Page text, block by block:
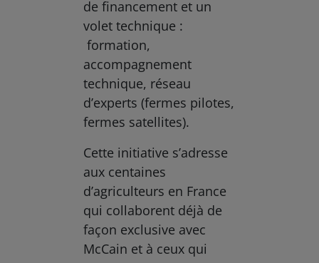
de financement et un
volet technique :
formation,
accompagnement
technique, réseau
d’experts (fermes pilotes,
fermes satellites).
Cette initiative s’adresse
aux centaines
d’agriculteurs en France
qui collaborent déjà de
façon exclusive avec
McCain et à ceux qui